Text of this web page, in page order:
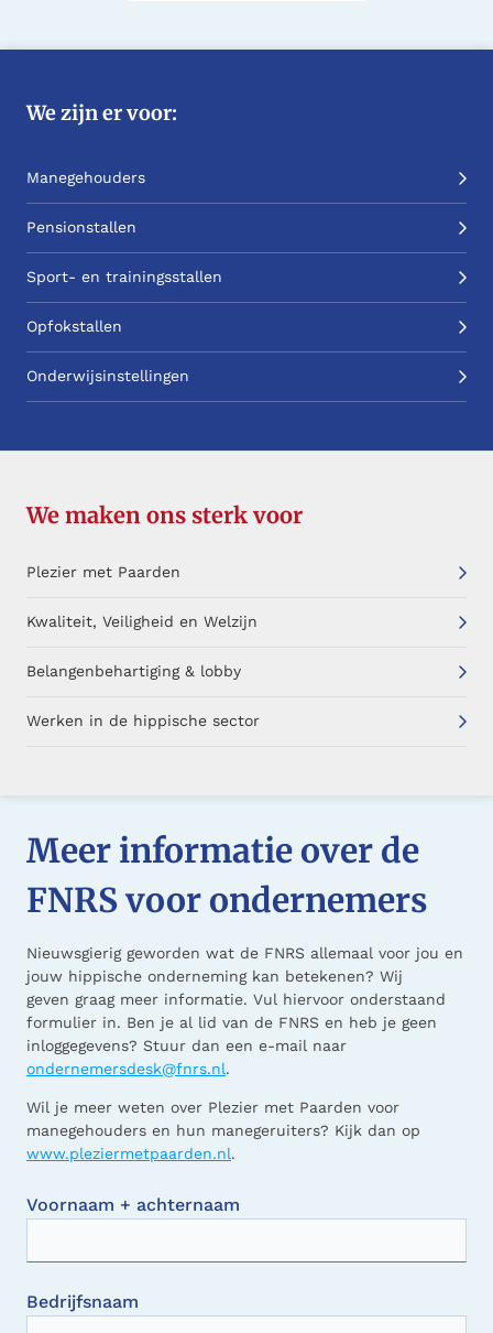
We zijn er voor:
Manegehouders
Pensionstallen
Sport- en trainingsstallen
Opfokstallen
Onderwijsinstellingen
We maken ons sterk voor
Plezier met Paarden
Kwaliteit, Veiligheid en Welzijn
Belangenbehartiging & lobby
Werken in de hippische sector
Meer informatie over de
FNRS voor ondernemers
Nieuwsgierig geworden wat de FNRS allemaal voor jou en
jouw hippische onderneming kan betekenen? Wij
geven graag meer informatie. Vul hiervoor onderstaand
formulier in. Ben je al lid van de FNRS en heb je geen
inloggegevens? Stuur dan een e-mail naar
ondernemersdesk@fnrs.nl.
Wil je meer weten over Plezier met Paarden voor
manegehouders en hun manegeruiters? Kijk dan op
www.pleziermetpaarden.nl.
Voornaam + achternaam
Bedrijfsnaam